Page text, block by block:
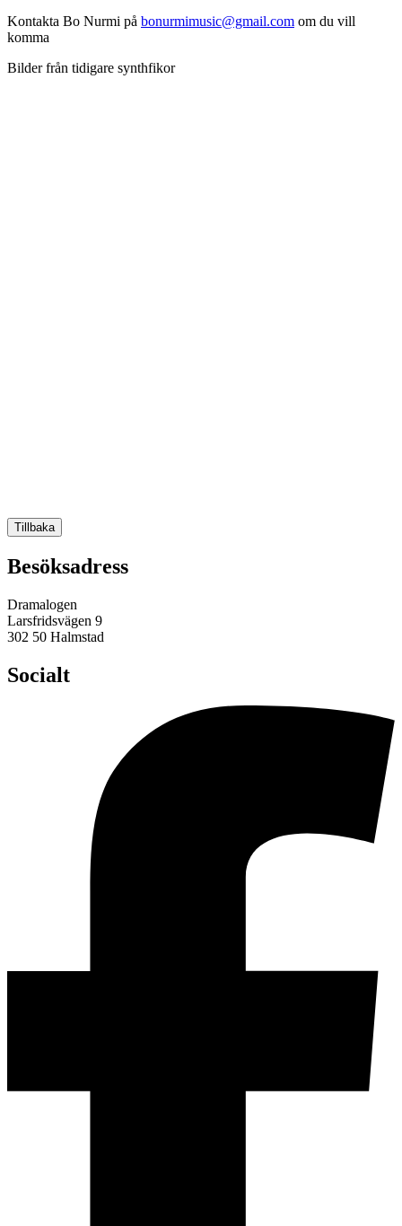
Kontakta Bo Nurmi på bonurmimusic@gmail.com om du vill
komma
Bilder från tidigare synthfikor
Tillbaka
Besöksadress
Dramalogen
Larsfridsvägen 9
302 50 Halmstad
Socialt